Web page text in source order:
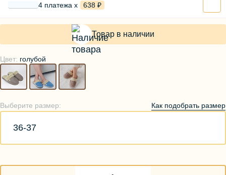
Цвет: голубой
Выберите размер: Как подобрать размер
36-37
4 платежа х 638 ₽
Товар в наличии